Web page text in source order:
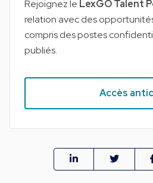
Rejoignez le LexGO Talent
relation avec des
compris des postes
publiés.
Accès